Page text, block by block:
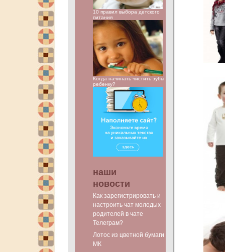
10 правил выбора детского
питания
Когда начинать чистить зубы
ребенку?
наши
новости
Как зарегистрировать и
настроить чат молодых
родителей в чате
Телеграм?
Лотос из цветной бумаги
МК